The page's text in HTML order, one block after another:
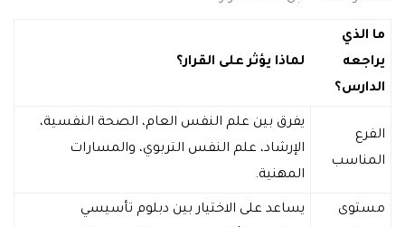
ما الذي
يراجعه
الدارس؟
لماذا يؤثر على القرار؟
الفرع
المناسب
يفرق بين علم النفس العام، الصحة النفسية،
الإرشاد، علم النفس التربوي، والمسارات
المهنية.
مستوى
يساعد على الاختيار بين دبلوم تأسيسي